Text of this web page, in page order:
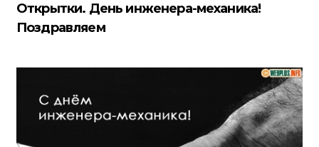
Открытки. День инженера-механика!
Поздравляем